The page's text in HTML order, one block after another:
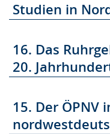
Studien in
16. Das
20.
15. Der ÖPNV